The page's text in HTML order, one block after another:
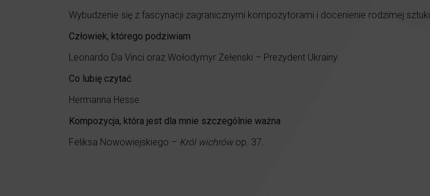
Wybudzenie się z fascynacji zagranicznymi kompozytorami i docenienie rodzimej sztuki.
Człowiek, którego podziwiam
Leonardo Da Vinci oraz Wołodymyr Zełenski – Prezydent Ukrainy.
Co lubię czytać
Hermanna Hesse.
Kompozycja, która jest dla mnie szczególnie ważna
Feliksa Nowowiejskiego – Król wichrówop. 37.